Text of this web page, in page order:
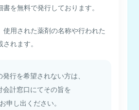
を無料で発行しております。
使用された薬剤の名称や行われた
れます。
行を希望されない方は、
会計窓口にてその旨を
お申し出ください。